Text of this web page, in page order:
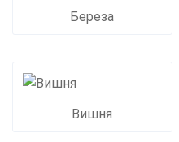
Береза
Вишня